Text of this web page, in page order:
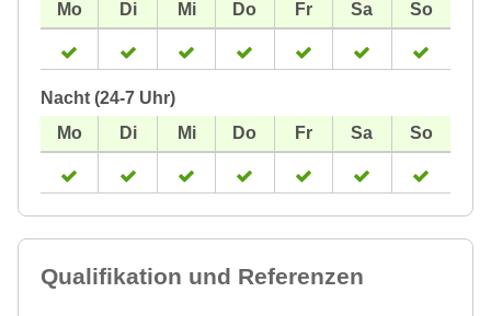
Nacht (24-7 Uhr)
Qualifikation und Referenzen